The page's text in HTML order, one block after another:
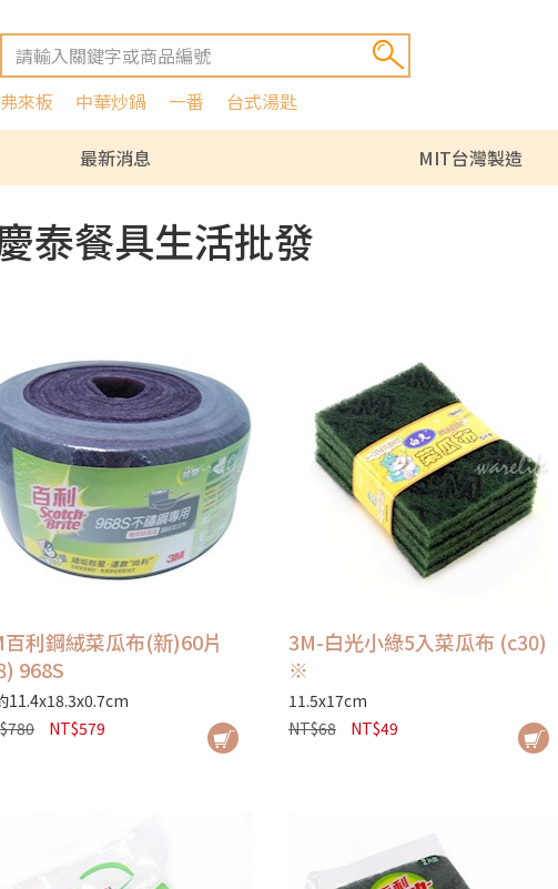
弗來板 中華炒鍋 一番 台式湯匙
最新消息 MIT台灣製造
泰餐具生活批發
利鋼絨菜瓜布(新)60片
968S
11.4x18.3x0.7cm
NT$579
3M-白光小綠5入菜瓜布 (c30)
※
11.5x17cm
NT$68
NT$49